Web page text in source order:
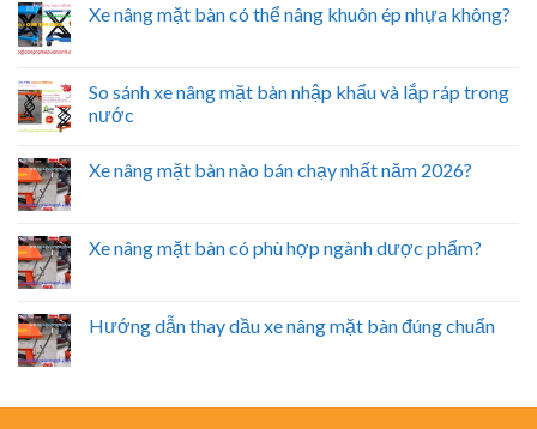
Xe nâng mặt bàn có thể nâng khuôn ép nhựa không?
So sánh xe nâng mặt bàn nhập khẩu và lắp ráp trong
nước
Xe nâng mặt bàn nào bán chạy nhất năm 2026?
Xe nâng mặt bàn có phù hợp ngành dược phẩm?
Hướng dẫn thay dầu xe nâng mặt bàn đúng chuẩn